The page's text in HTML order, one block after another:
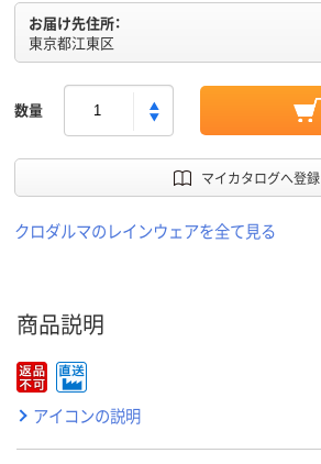
お届け先住所：
東京都江東区
数量
マイカタログへ登録
クロダルマのレインウェアを全て見る
商品説明
アイコンの説明